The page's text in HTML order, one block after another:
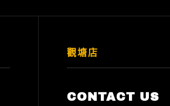
觀塘店
CONTACT US